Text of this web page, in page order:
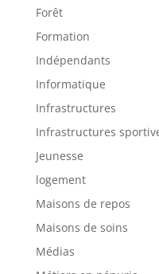
Forêt
Formation
Indépendants
Informatique
Infrastructures
Infrastructures
Jeunesse
logement
Maisons de repos
Maisons de soins
Médias